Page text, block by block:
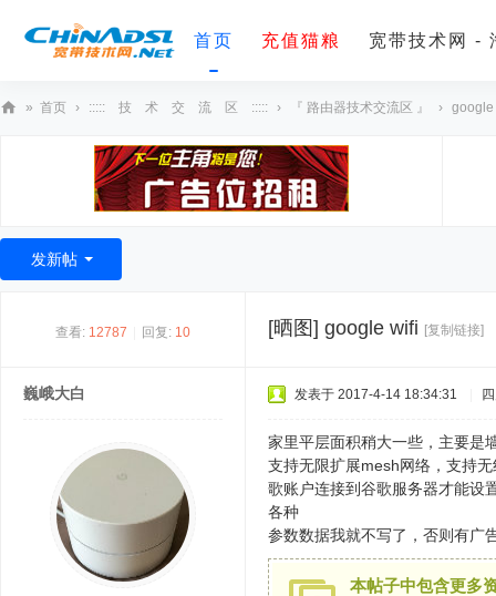
首页 充值猫粮 宽带技术网 -
术
» 首页 › ::::: 技 术 交 流 区 ::::: › 『 路由器技术交流区 』 › google
发新帖
查看: 12787 回复: 10 [晒图] google wifi [复制链接]
巍峨大白 发表于 2017-4-14 18:34:31
家里平层面积稍大一些，主要是
支持无限扩展mesh网络，支持
歌账户连接到谷歌服务器才能设
各种
参数数据我就不写了，否则有
本帖子中包含更多